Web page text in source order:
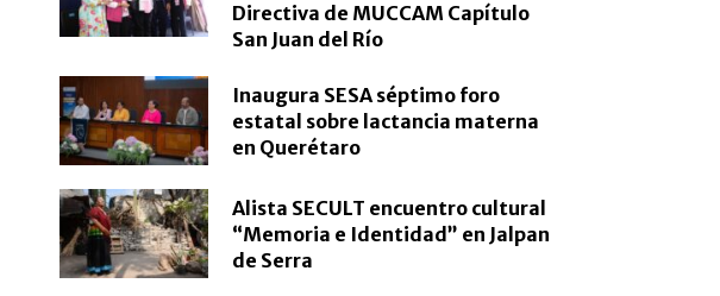
Directiva de MUCCAM Capítulo
San Juan del Río
Inaugura SESA séptimo foro
estatal sobre lactancia materna
en Querétaro
Alista SECULT encuentro cultural
“Memoria e Identidad” en Jalpan
de Serra